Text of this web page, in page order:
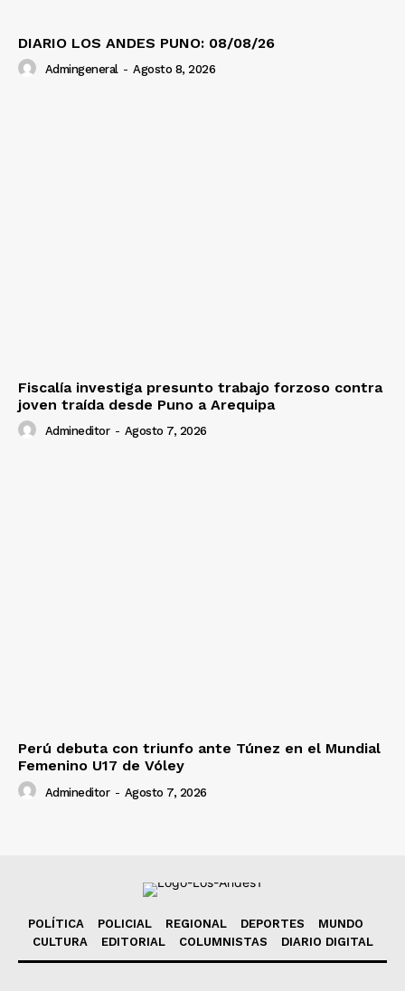
DIARIO LOS ANDES PUNO: 08/08/26
Admingeneral - Agosto 8, 2026
Fiscalía investiga presunto trabajo forzoso contra
joven traída desde Puno a Arequipa
Admineditor - Agosto 7, 2026
Perú debuta con triunfo ante Túnez en el Mundial
Femenino U17 de Vóley
Admineditor - Agosto 7, 2026
POLÍTICA POLICIAL REGIONAL DEPORTES
MUNDO
CULTURA
EDITORIAL COLUMNISTAS DIARIO DIGITAL